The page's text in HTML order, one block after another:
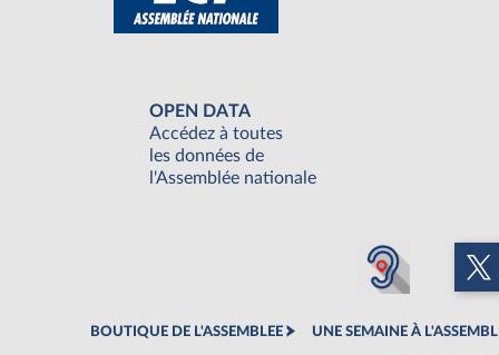
OPEN DATA
Accédez à toutes
les données de
l'Assemblée nationale
BOUTIQUE DE L'ASSEMBLEE UNE SEMAINE À